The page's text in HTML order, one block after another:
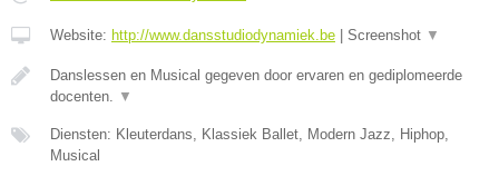
Website: http://www.dansstudiodynamiek.be | Screenshot ▼
Danslessen en Musical gegeven door ervaren en gediplomeerde
docenten.
▼
Diensten: Kleuterdans, Klassiek Ballet, Modern Jazz, Hiphop,
Musical